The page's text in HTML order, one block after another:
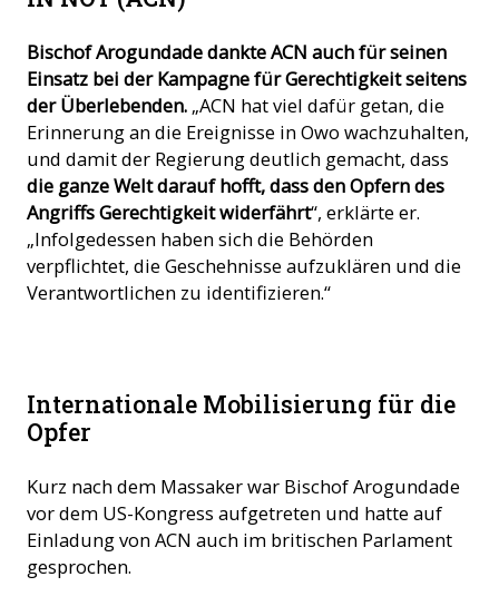
Bischof Arogundade dankte ACN auch für seinen
Einsatz bei der Kampagne für Gerechtigkeit seitens
der Überlebenden. „ACN hat viel dafür getan, die
Erinnerung an die Ereignisse in Owo wachzuhalten,
und damit der Regierung deutlich gemacht, dass
die ganze Welt darauf hofft, dass den Opfern des
Angriffs Gerechtigkeit widerfährt“, erklärte er.
„Infolgedessen haben sich die Behörden
verpflichtet, die Geschehnisse aufzuklären und die
Verantwortlichen zu identifizieren.“
Internationale Mobilisierung für die
Opfer
Kurz nach dem Massaker war Bischof Arogundade
vor dem US-Kongress aufgetreten und hatte auf
Einladung von ACN auch im britischen Parlament
gesprochen.